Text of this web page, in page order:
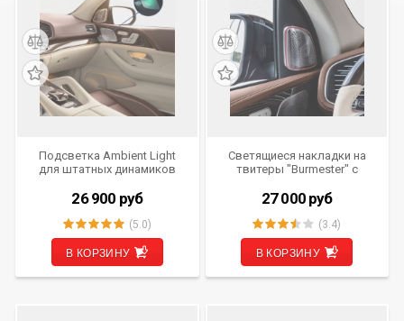
Подсветка Ambient Light
для штатных динамиков
GLE V167, GLS X167 от 2019
26 900 руб
(5.0)
В КОРЗИНУ
Светящиеся накладки на
твитеры "Burmester" с
Mercedes-Benz GLE, GLS
Class V167, X167 от 2019 г.в.
27 000 руб
(3.4)
В КОРЗИНУ